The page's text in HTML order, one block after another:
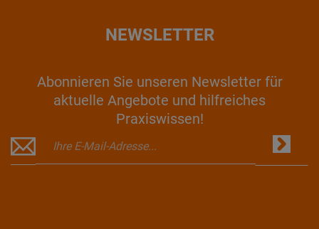
NEWSLETTER
Abonnieren Sie unseren Newsletter für
aktuelle Angebote und hilfreiches
Praxiswissen!